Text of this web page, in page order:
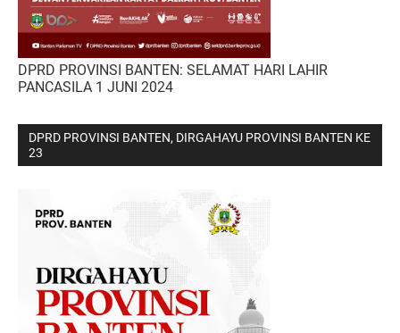
DPRD PROVINSI BANTEN: SELAMAT HARI LAHIR
PANCASILA 1 JUNI 2024
DPRD PROVINSI BANTEN, DIRGAHAYU PROVINSI BANTEN KE
23